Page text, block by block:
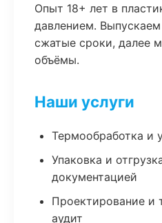
Опыт 18+ лет в
давлением.
сжатые сроки, далее
объёмы.
Наши услуги
Термообработка и
Упаковка и
документацией
Проектирование и
аудит